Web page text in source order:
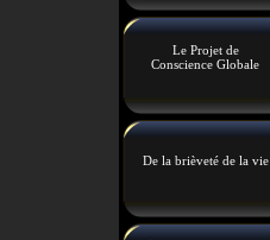
Le Projet de
Conscience Globale
De la brièveté de la vie